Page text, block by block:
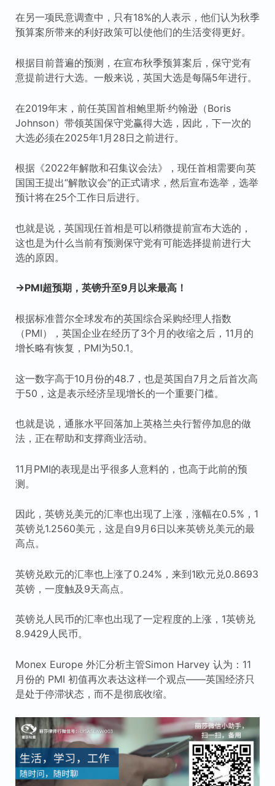
在另一项民意调查中，只有18%的人表示，他们认为秋季
预算案所带来的利好政策可以使他们的生活变得更好。
根据目前普遍的预测，在宣布秋季预算案后，保守党有
意提前进行大选。一般来说，英国大选是每隔5年进行。
在2019年末，前任英国首相鲍里斯·约翰逊（Boris
Johnson）带领英国保守党赢得大选，因此，下一次的
大选必须在2025年1月28日之前进行。
根据《2022年解散和召集议会法》，现任首相需要向英
国国王提出“解散议会”的正式请求，然后宣布选举，选举
预计将在25个工作日后进行。
也就是说，英国现任首相是可以稍微提前宣布大选的，
这也是为什么当前有预测保守党有可能选择提前进行大
选的原因。
→PMI超预期，英镑升至9月以来最高！
根据标准普尔全球发布的英国综合采购经理人指数
（PMI），英国企业在经历了3个月的收缩之后，11月的
增长略有恢复，PMI为50.1。
这一数字高于10月份的48.7，也是英国自7月之后首次高
于50，这是表示经济呈现增长的一个重要门槛。
也就是说，通胀水平回落加上英格兰央行暂停加息的做
法，正在帮助和支撑商业活动。
11月PMI的表现是出乎很多人意料的，也高于此前的预
测。
因此，英镑兑美元的汇率也出现了上涨，涨幅在0.5%，1
英镑兑1.2560美元，这是自9月6日以来英镑兑美元的最
高点。
英镑兑欧元的汇率也上涨了0.24%，来到1欧元兑0.8693
英镑，一度触及9天高点。
英镑兑人民币的汇率也出现了一定程度的上涨，1英镑兑
8.9429人民币。
Monex Europe 外汇分析主管Simon Harvey 认为：11
月份的 PMI 初值再次表达这样一个观点——英国经济只
是处于停滞状态，而不是彻底收缩。